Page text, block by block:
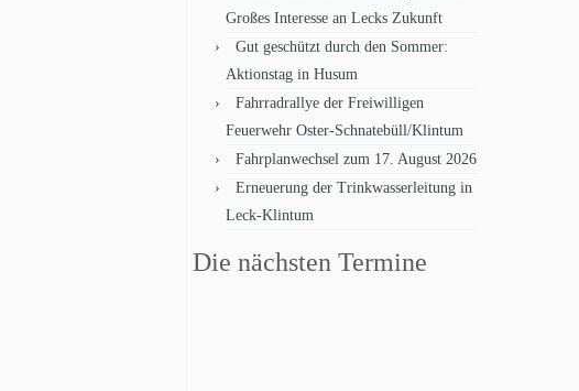
Großes Interesse an Lecks Zukunft
Gut geschützt durch den Sommer:
Aktionstag in Husum
Fahrradrallye der Freiwilligen
Feuerwehr Oster-Schnatebüll/Klintum
Fahrplanwechsel zum 17. August 2026
Erneuerung der Trinkwasserleitung in
Leck-Klintum
Die nächsten Termine